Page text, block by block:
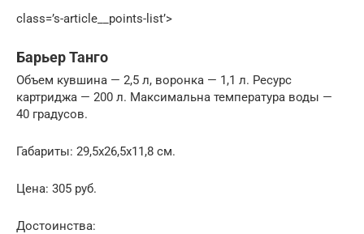
class=’s-article__points-list’>
Барьер Танго
Объем кувшина — 2,5 л, воронка — 1,1 л. Ресурс
картриджа — 200 л. Максимальна температура воды —
40 градусов.
Габариты: 29,5х26,5х11,8 см.
Цена: 305 руб.
Достоинства: